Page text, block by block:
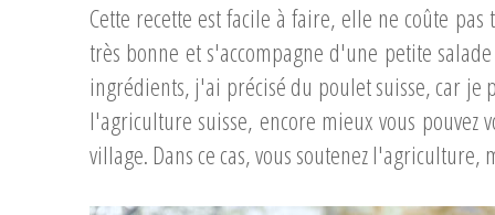
Cette recette est facile à faire, elle ne coûte
très bonne et s'accompagne d'une petite
ingrédients, j'ai précisé du poulet suisse, car
l'agriculture suisse, encore mieux vous pouvez
village. Dans ce cas, vous soutenez